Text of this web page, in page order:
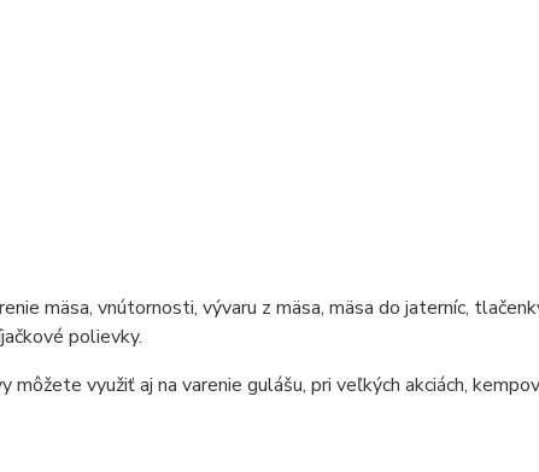
mäsa, vnútornosti, vývaru z mäsa, mäsa do jaterníc,
polievky.
môžete využiť aj na varenie gulášu, pri veľkých akciách,